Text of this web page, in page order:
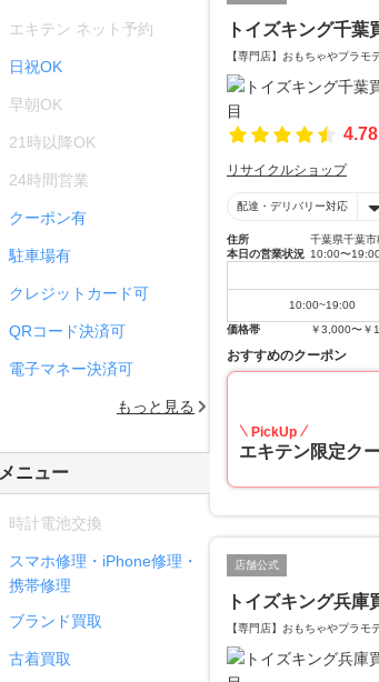
トイズキング千葉
【専門店】おもちゃやプラモ
4.78
リサイクルショップ
配達・デリバリー対応
住所
千葉県千葉
本日の営業状況 10:00〜
10:00~19:00
価格帯
￥3,000〜￥
おすすめのクーポン
PickUp
エキテン限定ク
店舗公式
トイズキング兵庫
【専門店】おもちゃやプラモ
エキテン ネット予約
日祝OK
早朝OK
21時以降OK
24時間営業
クーポン有
駐車場有
クレジットカード可
QRコード決済可
電子マネー決済可
もっと見る
メニュー
時計電池交換
スマホ修理・iPhone修理・
携帯修理
ブランド買取
古着買取